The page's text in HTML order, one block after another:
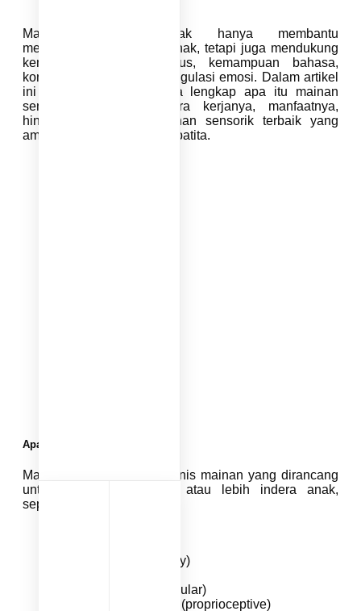
Mainan sensorik tidak hanya membantu
mengembangkan indera anak, tetapi juga mendukung
kemampuan motorik halus, kemampuan bahasa,
konsentrasi, dan bahkan regulasi emosi. Dalam artikel
ini kita membahas secara lengkap apa itu mainan
sensorik, bagaimana cara kerjanya, manfaatnya,
hingga rekomendasi mainan sensorik terbaik yang
aman dan BPA Free untuk batita.
Apa Itu Mainan Sensorik?
Mainan sensorik adalah jenis mainan yang dirancang
untuk menstimulasi satu atau lebih indera anak,
seperti:
Pendengaran (auditory)
Gerakan tubuh (vestibular)
Persepsi posisi tubuh (proprioceptive)